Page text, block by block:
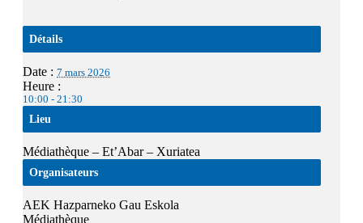
Détails
Date : 7 mars 2026
Heure :
10:00 - 21:30
Lieu
Médiathèque – Et’Abar – Xuriatea
Organisateurs
AEK Hazparneko Gau Eskola
Médiathèque